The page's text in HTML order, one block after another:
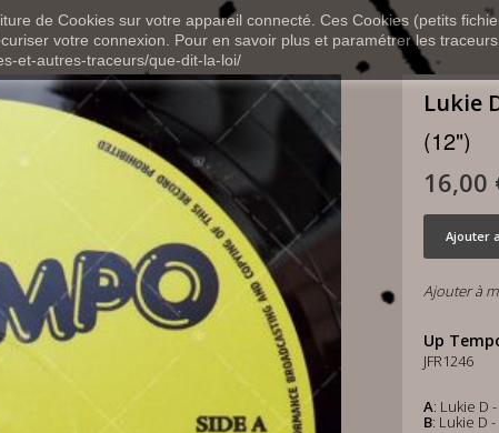
de Cookies sur votre appareil connecté. Ces Cookies (petits
votre connexion. Pour en savoir plus et paramétrer les
et-autres-traceurs/que-dit-la-loi/
Lukie
(12")
16,00
Ajouter
Ajouter à
Up
JFR1246
A: Lukie D
B: Lukie D